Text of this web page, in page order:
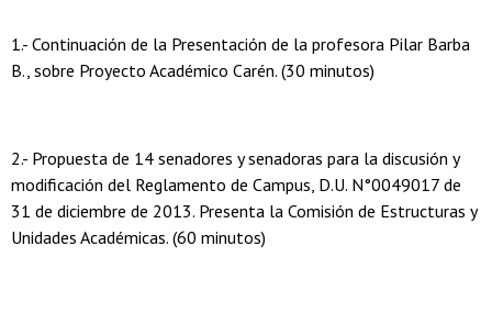
1.- Continuación de la Presentación de la profesora Pilar Barba
B., sobre Proyecto Académico Carén. (30 minutos)
2.- Propuesta de 14 senadores y senadoras para la discusión y
modificación del Reglamento de Campus, D.U. N°0049017 de
31 de diciembre de 2013. Presenta la Comisión de Estructuras y
Unidades Académicas. (60 minutos)